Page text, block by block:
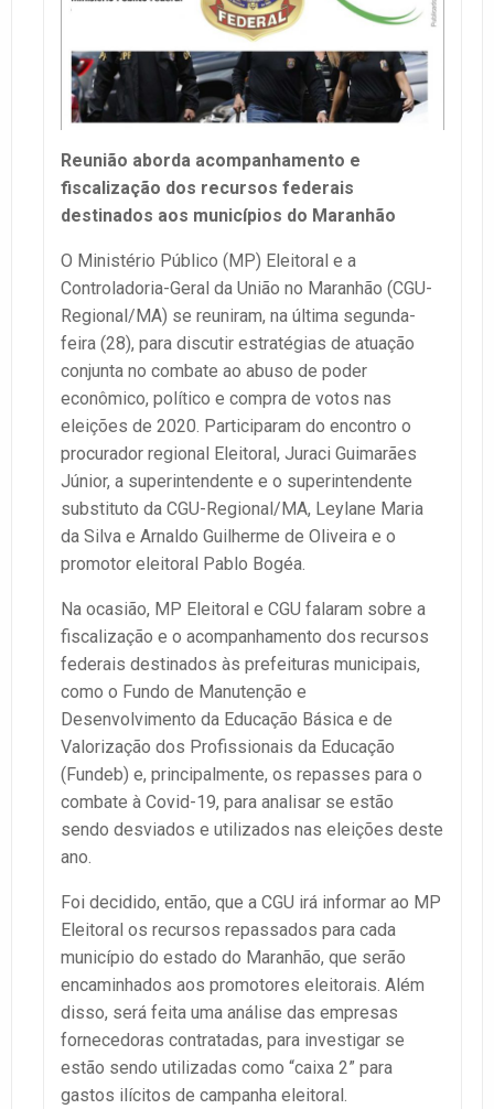
Reunião aborda acompanhamento e
fiscalização dos recursos federais
destinados aos municípios do Maranhão
O Ministério Público (MP) Eleitoral e a
Controladoria-Geral da União no Maranhão (CGU-
Regional/MA) se reuniram, na última segunda-
feira (28), para discutir estratégias de atuação
conjunta no combate ao abuso de poder
econômico, político e compra de votos nas
eleições de 2020. Participaram do encontro o
procurador regional Eleitoral, Juraci Guimarães
Júnior, a superintendente e o superintendente
substituto da CGU-Regional/MA, Leylane Maria
da Silva e Arnaldo Guilherme de Oliveira e o
promotor eleitoral Pablo Bogéa.
Na ocasião, MP Eleitoral e CGU falaram sobre a
fiscalização e o acompanhamento dos recursos
federais destinados às prefeituras municipais,
como o Fundo de Manutenção e
Desenvolvimento da Educação Básica e de
Valorização dos Profissionais da Educação
(Fundeb) e, principalmente, os repasses para o
combate à Covid-19, para analisar se estão
sendo desviados e utilizados nas eleições deste
ano.
Foi decidido, então, que a CGU irá informar ao MP
Eleitoral os recursos repassados para cada
município do estado do Maranhão, que serão
encaminhados aos promotores eleitorais. Além
disso, será feita uma análise das empresas
fornecedoras contratadas, para investigar se
estão sendo utilizadas como “caixa 2” para
gastos ilícitos de campanha eleitoral.